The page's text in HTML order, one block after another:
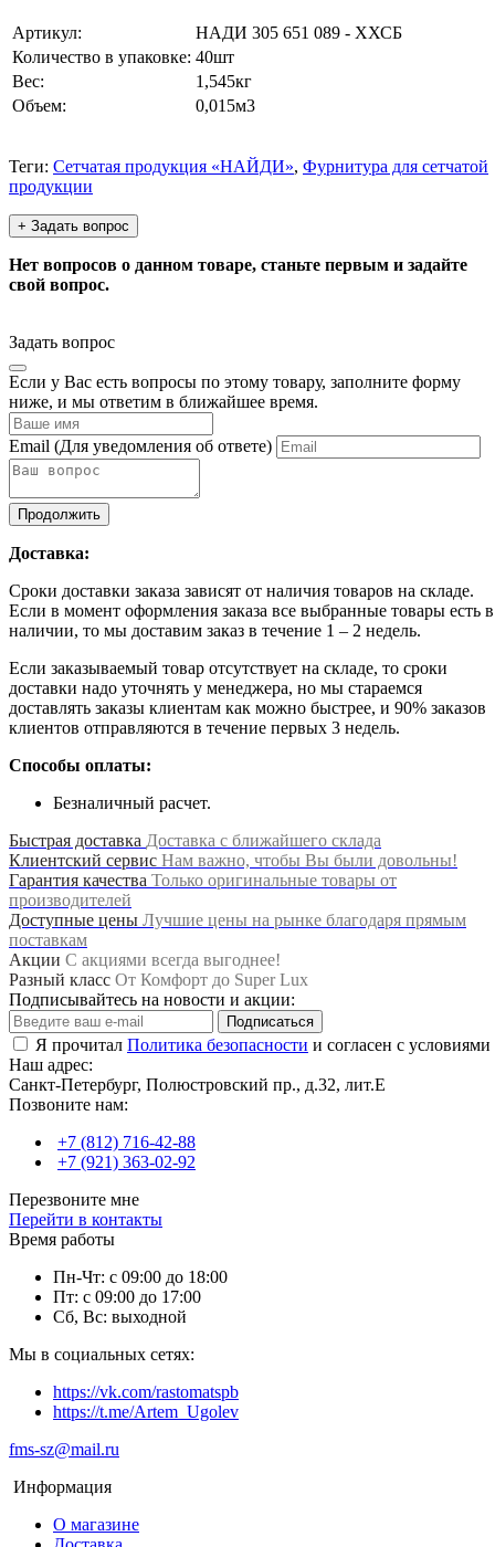
Артикул:
НАДИ 305 651 089 - ХХСБ
Количество в упаковке: 40шт
Вес:
1,545кг
Объем:
0,015м3
Теги: Сетчатая продукция «НАЙДИ», Фурнитура для сетчатой
продукции
+ Задать вопрос
Нет вопросов о данном товаре, станьте первым и задайте
свой вопрос.
Задать вопрос
Если у Вас есть вопросы по этому товару, заполните форму
ниже, и мы ответим в ближайшее время.
Email (Для уведомления об ответе)
Продолжить
Доставка:
Сроки доставки заказа зависят от наличия товаров на складе.
Если в момент оформления заказа все выбранные товары есть в
наличии, то мы доставим заказ в течение 1 – 2 недель.
Если заказываемый товар отсутствует на складе, то сроки
доставки надо уточнять у менеджера, но мы стараемся
доставлять заказы клиентам как можно быстрее, и 90% заказов
клиентов отправляются в течение первых 3 недель.
Способы оплаты:
Безналичный расчет.
Быстрая доставка Доставка с ближайшего склада
Клиентский сервис Нам важно, чтобы Вы были довольны!
Гарантия качества Только оригинальные товары от
производителей
Доступные цены Лучшие цены на рынке благодаря прямым
поставкам
Акции С акциями всегда выгоднее!
Разный класс От Комфорт до Super Lux
Подписывайтесь на новости и акции:
Подписаться
Я прочитал Политика безопасности и согласен с условиями
Наш адрес:
Санкт-Петербург, Полюстровский пр., д.32, лит.Е
Позвоните нам:
+7 (812) 716-42-88
+7 (921) 363-02-92
Перезвоните мне
Перейти в контакты
Время работы
Пн-Чт: с 09:00 до 18:00
Пт: с 09:00 до 17:00
Сб, Вс: выходной
Мы в социальных сетях:
https://vk.com/rastomatspb
https://t.me/Artem_Ugolev
fms-sz@mail.ru
Информация
О магазине